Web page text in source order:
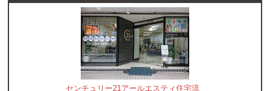
センチュリー21アールエスティ住宅流